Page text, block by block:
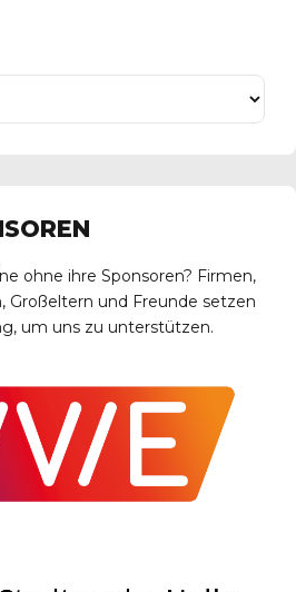
ohne ihre Sponsoren? Firmen,
Großeltern und Freunde setzen
um uns zu unterstützen.